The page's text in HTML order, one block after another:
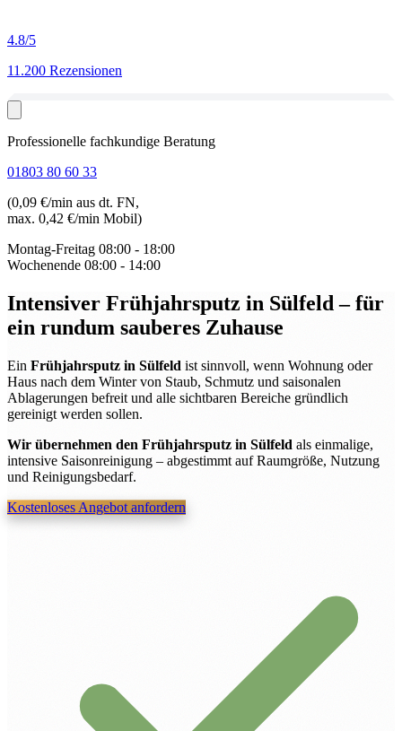
4.8/5
11.200 Rezensionen
Professionelle fachkundige Beratung
01803 80 60 33
(0,09 €/min aus dt. FN,
max. 0,42 €/min Mobil)
Montag-Freitag 08:00 - 18:00
Wochenende 08:00 - 14:00
Intensiver Frühjahrsputz in Sülfeld– für
ein rundum sauberes Zuhause
Ein Frühjahrsputz in Sülfeld ist sinnvoll, wenn Wohnung oder
Haus nach dem Winter von Staub, Schmutz und saisonalen
Ablagerungen befreit und alle sichtbaren Bereiche gründlich
gereinigt werden sollen.
Wir übernehmen den Frühjahrsputz in Sülfeld als einmalige,
intensive Saisonreinigung – abgestimmt auf Raumgröße, Nutzung
und Reinigungsbedarf.
Kostenloses Angebot anfordern